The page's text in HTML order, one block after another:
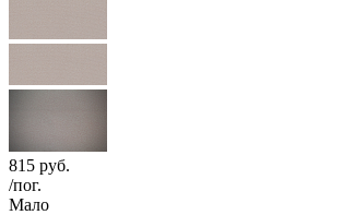
815 руб.
/пог.
Мало